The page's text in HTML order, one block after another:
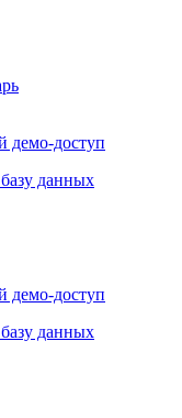
данных
данных
данных